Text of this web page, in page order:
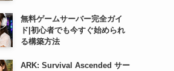
無料ゲームサーバー完全ガイ
ド|初心者でも今すぐ始められ
る構築方法
ARK: Survival Ascended サー